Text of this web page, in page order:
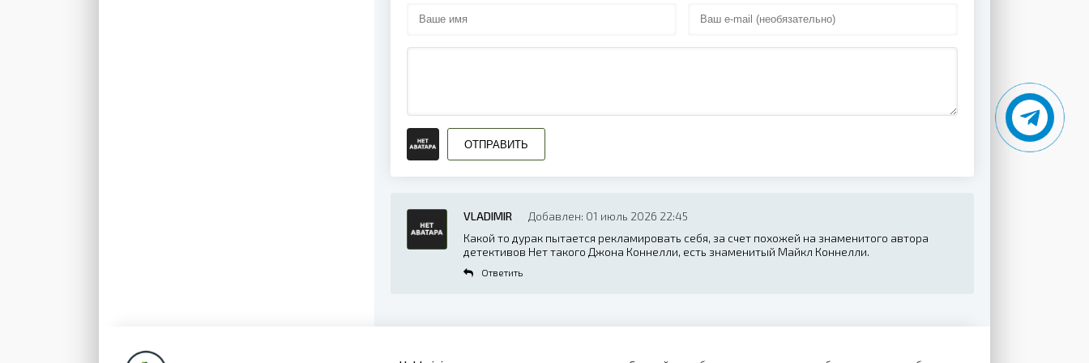
Джон Коннолли - Тёмная лощина_20
Джон Коннолли - Тёмная лощина_21
Джон Коннолли - Тёмная лощина_23
Джон Коннолли - Тёмная лощина_24
ОТПРАВИТЬ
VLADIMIR
Добавлен: 01 июль 2026 22:45
Какой то дурак пытается рекламировать себя, за счет похожей на знаменитого автора
детективов Нет такого Джона Коннелли, есть знаменитый Майкл Коннелли.
Ответить